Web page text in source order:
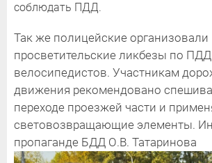
соблюдать ПДД.
Так же полицейские организовали
просветительские ликбезы по
велосипедистов. Участникам
движения рекомендовано
переходе проезжей части и
световозвращающие элементы.
пропаганде БДД О.В. Татаринова